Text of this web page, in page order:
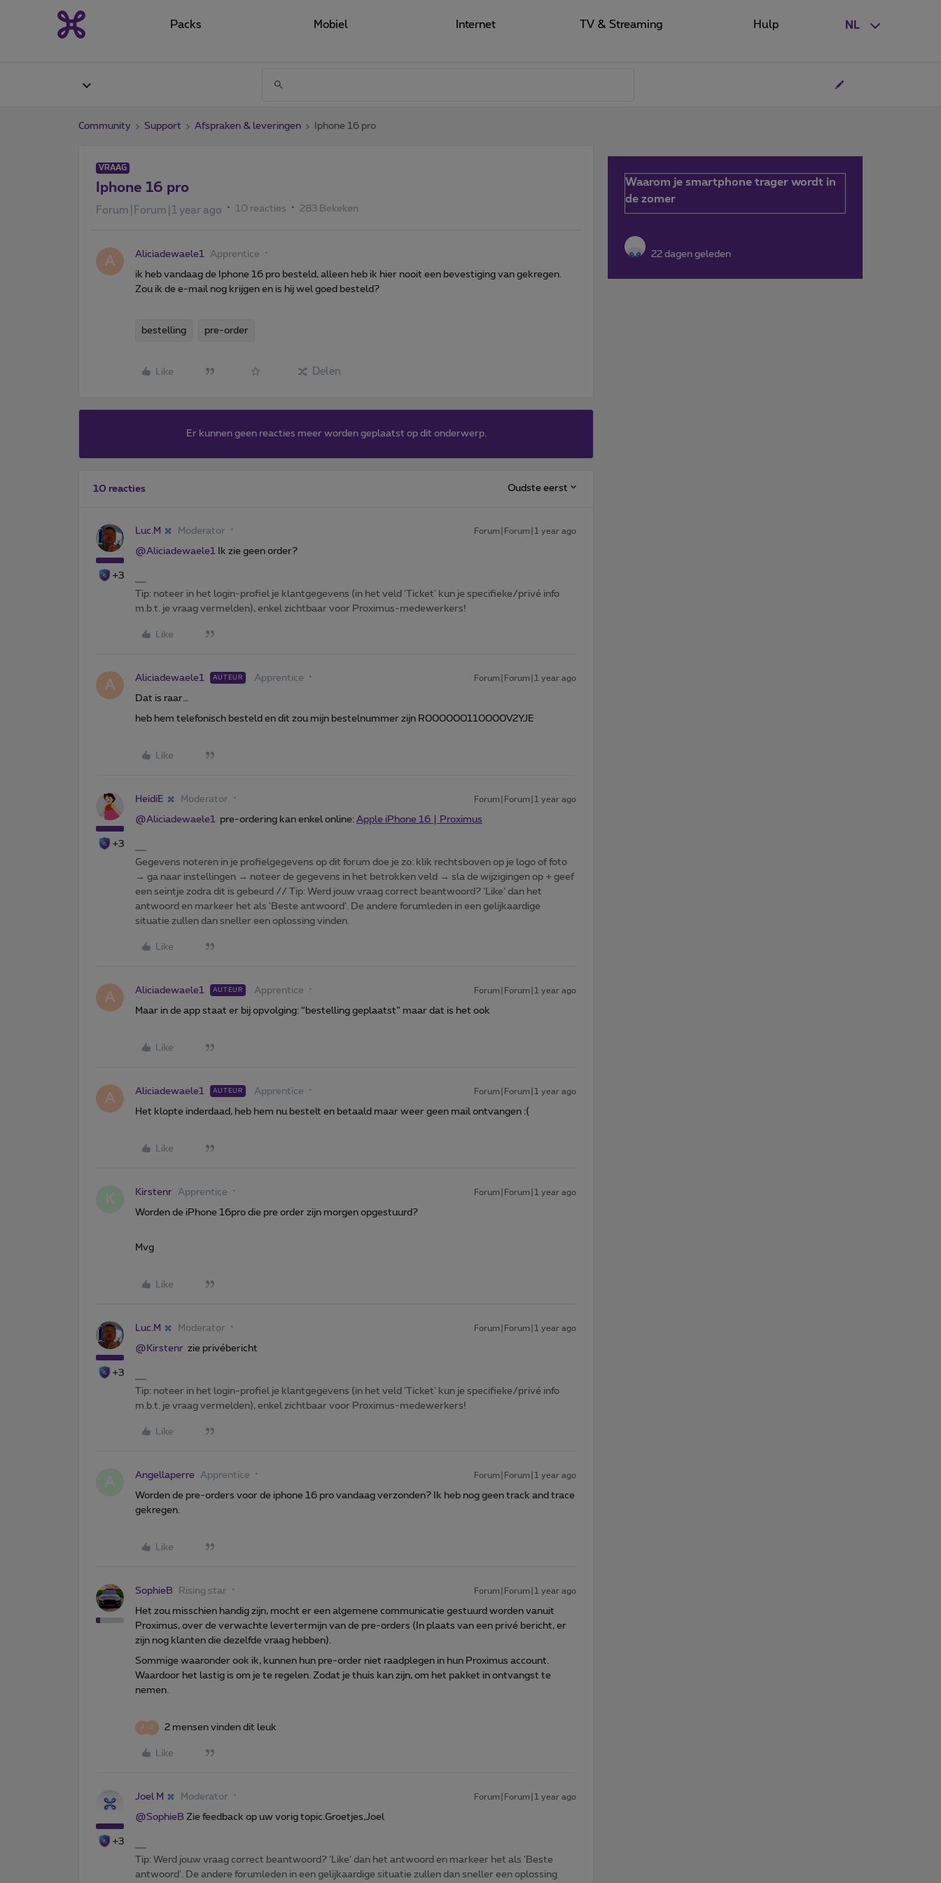
NL
Packs Mobiel Internet TV & Streaming Hulp
Community Support Afspraken & leveringen Iphone 16 pro
VRAAG
Iphone 16 pro
Forum|Forum|1 year ago 10 reacties 283 Bekeken
A Aliciadewaele1 Apprentice
ik heb vandaag de Iphone 16 pro besteld, alleen heb ik hier nooit een bevestiging van gekregen.
Zou ik de e-mail nog krijgen en is hij wel goed besteld?
bestelling pre-order
Like Delen
Er kunnen geen reacties meer worden geplaatst op dit onderwerp.
10 reacties Oudste eerst
+3
Luc.M Moderator Forum|Forum|1 year ago
@Aliciadewaele1 Ik zie geen order?
Tip: noteer in het login-profiel je klantgegevens (in het veld 'Ticket' kun je specifieke/privé info
m.b.t. je vraag vermelden), enkel zichtbaar voor Proximus-medewerkers!
Like
A Aliciadewaele1 AUTEUR Apprentice Forum|Forum|1 year ago
Dat is raar…
heb hem telefonisch besteld en dit zou mijn bestelnummer zijn R000000110000V2YJE
Like
+3
HeidiE Moderator Forum|Forum|1 year ago
@Aliciadewaele1 pre-ordering kan enkel online: Apple iPhone 16 | Proximus
Gegevens noteren in je profielgegevens op dit forum doe je zo: klik rechtsboven op je logo of foto
→ ga naar instellingen → noteer de gegevens in het betrokken veld → sla de wijzigingen op + geef
een seintje zodra dit is gebeurd // Tip: Werd jouw vraag correct beantwoord? ‘Like’ dan het
antwoord en markeer het als 'Beste antwoord'. De andere forumleden in een gelijkaardige
situatie zullen dan sneller een oplossing vinden.
Like
A Aliciadewaele1 AUTEUR Apprentice Forum|Forum|1 year ago
Maar in de app staat er bij opvolging: “bestelling geplaatst” maar dat is het ook
Like
A Aliciadewaele1 AUTEUR Apprentice Forum|Forum|1 year ago
Het klopte inderdaad, heb hem nu bestelt en betaald maar weer geen mail ontvangen :(
Like
Kirstenr Apprentice Forum|Forum|1 year ago
Worden de iPhone 16pro die pre order zijn morgen opgestuurd?
Mvg
Like
+3
Luc.M Moderator Forum|Forum|1 year ago
@Kirstenr zie privébericht
Tip: noteer in het login-profiel je klantgegevens (in het veld 'Ticket' kun je specifieke/privé info
m.b.t. je vraag vermelden), enkel zichtbaar voor Proximus-medewerkers!
Like
Angellaperre Apprentice Forum|Forum|1 year ago
Worden de pre-orders voor de iphone 16 pro vandaag verzonden? Ik heb nog geen track and trace
gekregen.
Like
SophieB Rising star Forum|Forum|1 year ago
Het zou misschien handig zijn, mocht er een algemene communicatie gestuurd worden vanuit
Proximus, over de verwachte levertermijn van de pre-orders (In plaats van een privé bericht, er
zijn nog klanten die dezelfde vraag hebben).
Sommige waaronder ook ik, kunnen hun pre-order niet raadplegen in hun Proximus account.
Waardoor het lastig is om je te regelen. Zodat je thuis kan zijn, om het pakket in ontvangst te
nemen.
A Z 2 mensen vinden dit leuk
Like
+3
Joel M Moderator Forum|Forum|1 year ago
@SophieB Zie feedback op uw vorig topic.Groetjes,Joel
Tip: Werd jouw vraag correct beantwoord? ‘Like’ dan het antwoord en markeer het als 'Beste
antwoord'. De andere forumleden in een gelijkaardige situatie zullen dan sneller een oplossing
Waarom je smartphone trager wordt in
de zomer
22 dagen geleden